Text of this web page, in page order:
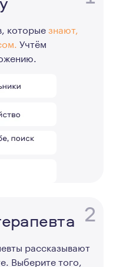
которыезнают,
Учтём
2
рассказывают
Выберите того,